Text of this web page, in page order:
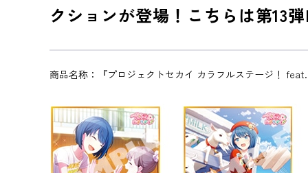
クションが登場！こちらは第13
商品名称：『プロジェクトセカイ カラフルステージ！